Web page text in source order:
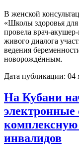
В женской
«Школы здоровья
провела врач-
живого диалога
ведения
новорождённым.
Дата публикации: 04
На Кубани
инвалидов